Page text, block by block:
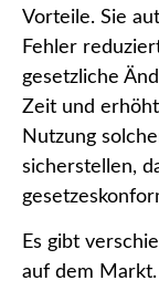
Vorteile. Sie
Fehler
gesetzliche
Zeit und
Nutzung
sicherstellen,
Es gibt
auf dem